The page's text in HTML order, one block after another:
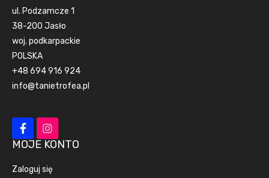
ul. Podzamcze 1
38-200 Jasło
woj. podkarpackie
POLSKA
+48 694 916 924
info@tanietrofea.pl
MOJE KONTO
Zaloguj się